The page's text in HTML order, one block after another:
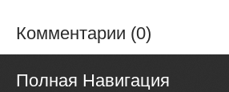
Комментарии (0)
Полная Навигация